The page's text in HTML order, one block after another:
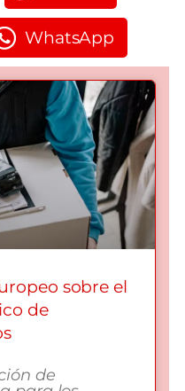
WhatsApp
sobre el
de
de